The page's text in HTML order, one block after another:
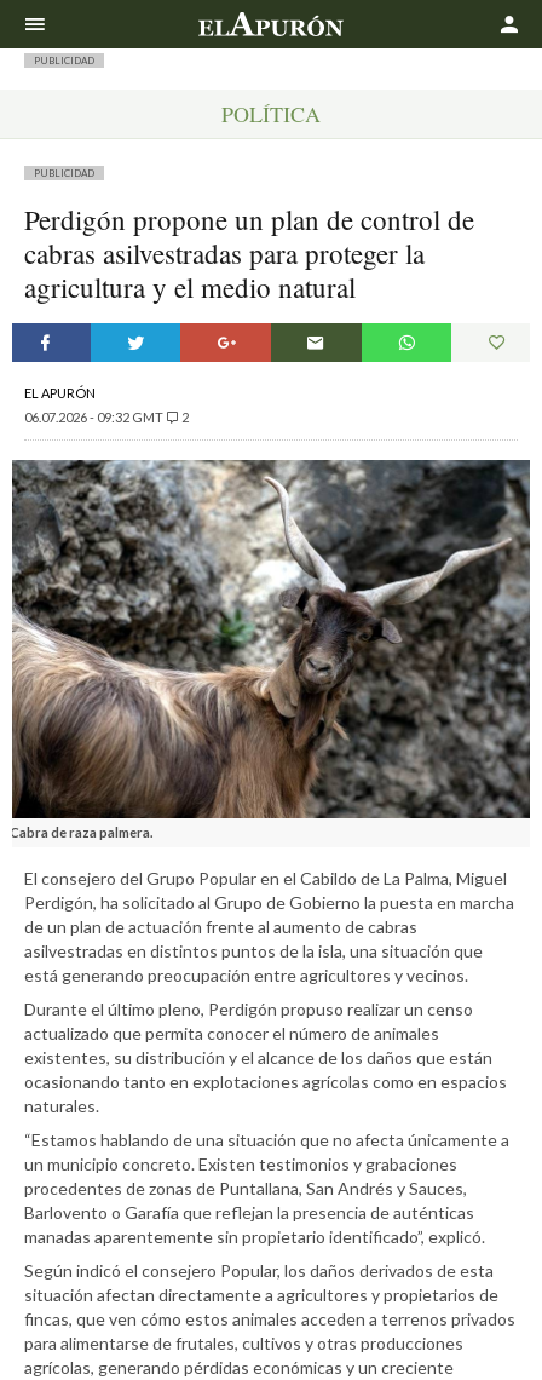
PUBLICIDAD
POLÍTICA
PUBLICIDAD
Perdigón propone un plan de control de
cabras asilvestradas para proteger la
agricultura y el medio natural
EL APURÓN
06.07.2026 - 09:32 GMT
2
Cabra de raza palmera.
El consejero del Grupo Popular en el Cabildo de La Palma, Miguel
Perdigón, ha solicitado al Grupo de Gobierno la puesta en marcha
de un plan de actuación frente al aumento de cabras
asilvestradas en distintos puntos de la isla, una situación que
está generando preocupación entre agricultores y vecinos.
Durante el último pleno, Perdigón propuso realizar un censo
actualizado que permita conocer el número de animales
existentes, su distribución y el alcance de los daños que están
ocasionando tanto en explotaciones agrícolas como en espacios
naturales.
“Estamos hablando de una situación que no afecta únicamente a
un municipio concreto. Existen testimonios y grabaciones
procedentes de zonas de Puntallana, San Andrés y Sauces,
Barlovento o Garafía que reflejan la presencia de auténticas
manadas aparentemente sin propietario identificado”, explicó.
Según indicó el consejero Popular, los daños derivados de esta
situación afectan directamente a agricultores y propietarios de
fincas, que ven cómo estos animales acceden a terrenos privados
para alimentarse de frutales, cultivos y otras producciones
agrícolas, generando pérdidas económicas y un creciente